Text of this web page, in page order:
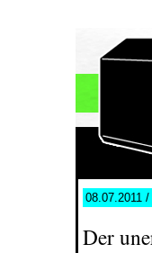
08.07.2011
Der